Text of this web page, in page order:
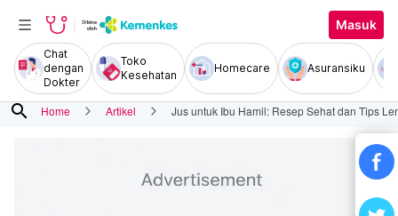
Masuk
Chat
dengan
Dokter
Toko
Kesehatan
Homecare Asuransiku
search Home Artikel Jus untuk Ibu Hamil: Resep Sehat dan Tips